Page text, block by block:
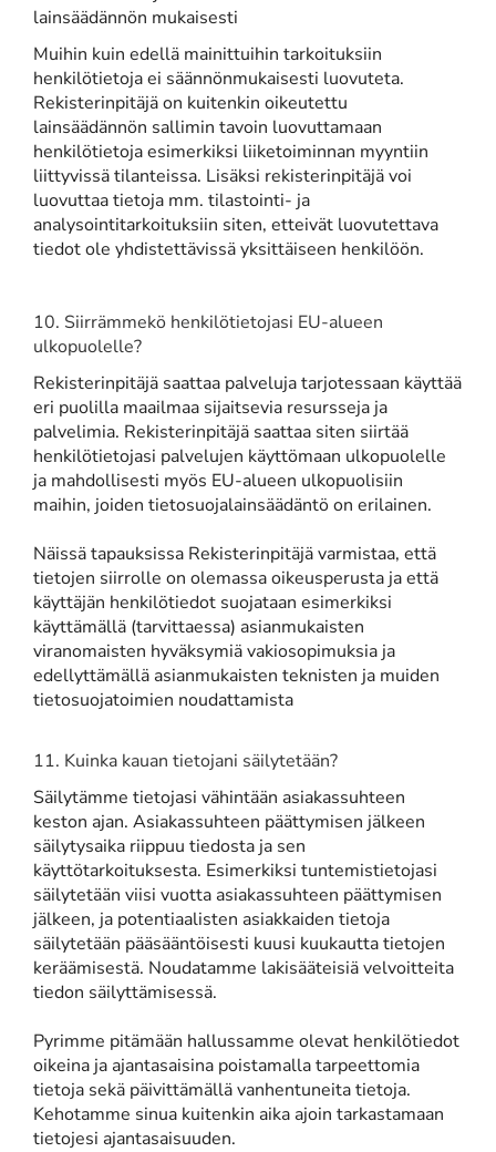
lainsäädännön mukaisesti
Muihin kuin edellä mainittuihin tarkoituksiin
henkilötietoja ei säännönmukaisesti luovuteta.
Rekisterinpitäjä on kuitenkin oikeutettu
lainsäädännön sallimin tavoin luovuttamaan
henkilötietoja esimerkiksi liiketoiminnan myyntiin
liittyvissä tilanteissa. Lisäksi rekisterinpitäjä voi
luovuttaa tietoja mm. tilastointi- ja
analysointitarkoituksiin siten, etteivät luovutettava
tiedot ole yhdistettävissä yksittäiseen henkilöön.
10. Siirrämmekö henkilötietojasi EU-alueen
ulkopuolelle?
Rekisterinpitäjä saattaa palveluja tarjotessaan käyttää
eri puolilla maailmaa sijaitsevia resursseja ja
palvelimia. Rekisterinpitäjä saattaa siten siirtää
henkilötietojasi palvelujen käyttömaan ulkopuolelle
ja mahdollisesti myös EU-alueen ulkopuolisiin
maihin, joiden tietosuojalainsäädäntö on erilainen.
Näissä tapauksissa Rekisterinpitäjä varmistaa, että
tietojen siirrolle on olemassa oikeusperusta ja että
käyttäjän henkilötiedot suojataan esimerkiksi
käyttämällä (tarvittaessa) asianmukaisten
viranomaisten hyväksymiä vakiosopimuksia ja
edellyttämällä asianmukaisten teknisten ja muiden
tietosuojatoimien noudattamista
11. Kuinka kauan tietojani säilytetään?
Säilytämme tietojasi vähintään asiakassuhteen
keston ajan. Asiakassuhteen päättymisen jälkeen
säilytysaika riippuu tiedosta ja sen
käyttötarkoituksesta. Esimerkiksi tuntemistietojasi
säilytetään viisi vuotta asiakassuhteen päättymisen
jälkeen, ja potentiaalisten asiakkaiden tietoja
säilytetään pääsääntöisesti kuusi kuukautta tietojen
keräämisestä. Noudatamme lakisääteisiä velvoitteita
tiedon säilyttämisessä.
​​​​​​​Pyrimme pitämään hallussamme olevat henkilötiedot
oikeina ja ajantasaisina poistamalla tarpeettomia
tietoja sekä päivittämällä vanhentuneita tietoja.
Kehotamme sinua kuitenkin aika ajoin tarkastamaan
tietojesi ajantasaisuuden.